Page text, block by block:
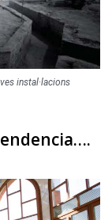
instal·lacions